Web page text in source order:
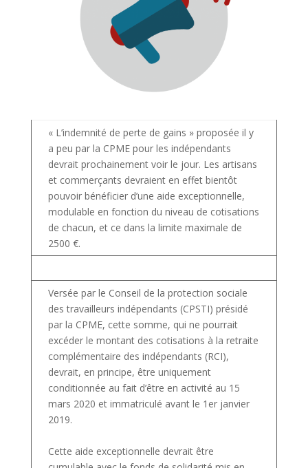
« L’indemnité de perte de gains » proposée il y
a peu par la CPME pour les indépendants
devrait prochainement voir le jour. Les artisans
et commerçants devraient en effet bientôt
pouvoir bénéficier d’une aide exceptionnelle,
modulable en fonction du niveau de cotisations
de chacun, et ce dans la limite maximale de
2500 €.
Versée par le Conseil de la protection sociale
des travailleurs indépendants (CPSTI) présidé
par la CPME, cette somme, qui ne pourrait
excéder le montant des cotisations à la retraite
complémentaire des indépendants (RCI),
devrait, en principe, être uniquement
conditionnée au fait d’être en activité au 15
mars 2020 et immatriculé avant le 1er janvier
2019.
Cette aide exceptionnelle devrait être